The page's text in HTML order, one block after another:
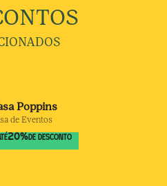
Poppins
de Eventos
20% DE DESCONTO